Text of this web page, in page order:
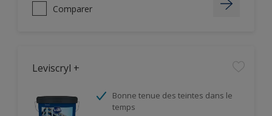
Comparer
Leviscryl +
Bonne tenue des teintes dans le
temps